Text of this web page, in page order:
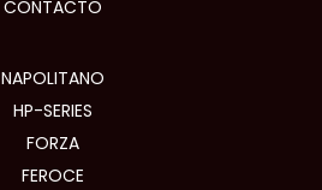
CONTACTO
NAPOLITANO
HP-SERIES
FORZA
FEROCE